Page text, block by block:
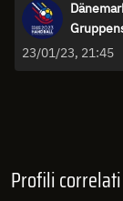
23/01/23, 21:45
Profili correlati